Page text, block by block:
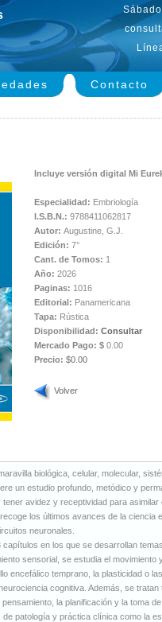
Contacto
Incluye versión digital Mi
Especialidad: Embriología
I.S.B.N.: 9788411062817
Autor: Augustine, G.J.
Edición: 7°
Cant. de Tomos: 1
Año: 2026
Paginas: 1016
Editorial: Panamericana
Tapa: Rústica
Disponibilidad: Consultar
Mercado Pago: $ 0.00
Precio: $0.00
Volver
biológica, celular, molecular,
un estudio profundo, metódico y
avidez y receptividad para asimilar
los últimos avances de la ciencia
neuronales.
en los que se desarrollan
sensorial, se estudia el
encefálico temprano, la plasticidad o
cognitiva. Además, se
la planificación y la toma de
patología y práctica clínica como la